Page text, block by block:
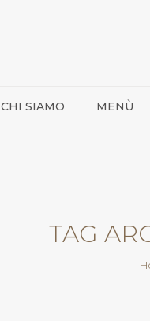
CHI SIAMO MENÙ
TAG